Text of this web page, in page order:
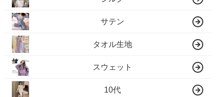
サテン
タオル生地
スウェット
10代